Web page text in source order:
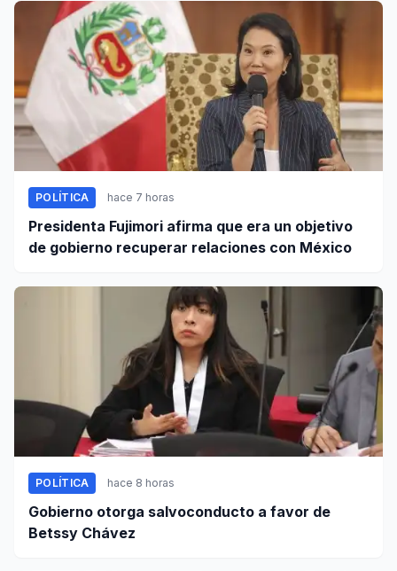
POLÍTICA hace 7 horas
Presidenta Fujimori afirma que era un objetivo
de gobierno recuperar relaciones con México
POLÍTICA hace 8 horas
Gobierno otorga salvoconducto a favor de
Betssy Chávez